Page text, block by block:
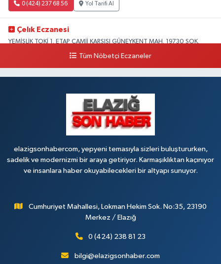
0 (424) 237 68 56 Yol Tarifi Al
Çelık Eczanesi
YEMİŞLİK TOKİ 1. ETAP CAMİİ KARŞISI GÜNEYKENT MAH. 19730 SOK.
(HOZAT GARAJI OPET KARŞISI) 1. HARPUT CAD. SARISALTIK SOK NO:7 1
Yol Tarifi Al
Tüm Nöbetçi Eczaneler
elazigsonhabercom, yepyeni temasıyla sizleri buluştururken,
sadelik ve modernizmi bir araya getiriyor. Karmaşıklıktan kaçınıyor
ve insanlara haber okuyabilecekleri bir altyapı sunuyor.
Cumhuriyet Mahallesi, Lokman Hekim Sok. No:35, 23190
Merkez / Elazığ
0 (424) 238 81 23
bilgi@elazigsonhaber.com